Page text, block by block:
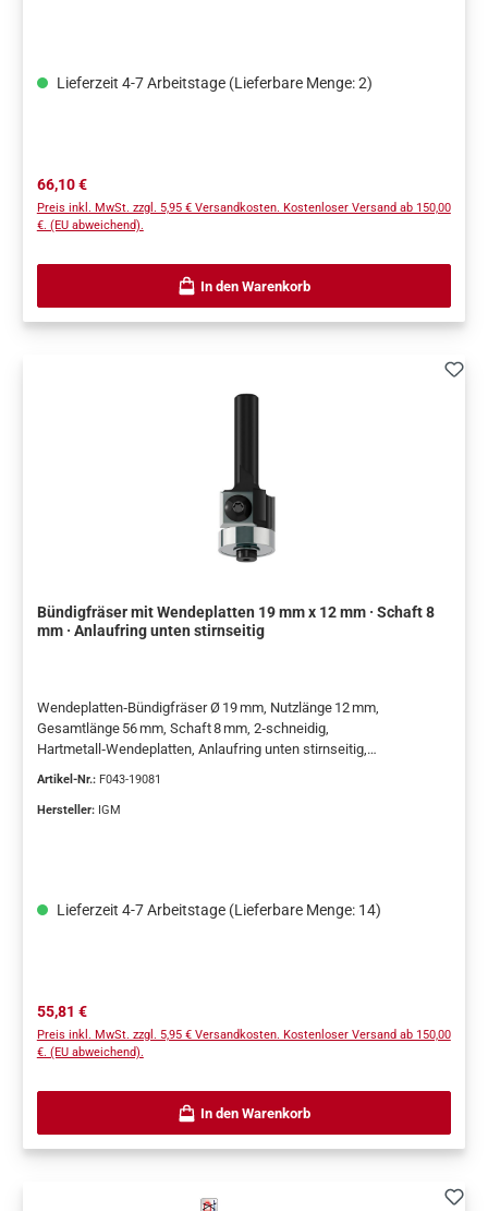
Lieferzeit 4-7 Arbeitstage (Lieferbare Menge: 2)
Regulärer Preis:
66,10 €
Preis inkl. MwSt. zzgl. 5,95 € Versandkosten. Kostenloser Versand ab 150,00
€. (EU abweichend).
In den Warenkorb
Bündigfräser mit Wendeplatten 19 mm x 12 mm · Schaft 8
mm · Anlaufring unten stirnseitig
Wendeplatten‑Bündigfräser Ø 19 mm, Nutzlänge 12 mm,
Gesamtlänge 56 mm, Schaft 8 mm, 2‑schneidig,
Hartmetall‑Wendeplatten, Anlaufring unten stirnseitig,
Artikel-Nr.: F043-19081
Hersteller: IGM
Lieferzeit 4-7 Arbeitstage (Lieferbare Menge: 14)
Regulärer Preis:
55,81 €
Preis inkl. MwSt. zzgl. 5,95 € Versandkosten. Kostenloser Versand ab 150,00
€. (EU abweichend).
In den Warenkorb